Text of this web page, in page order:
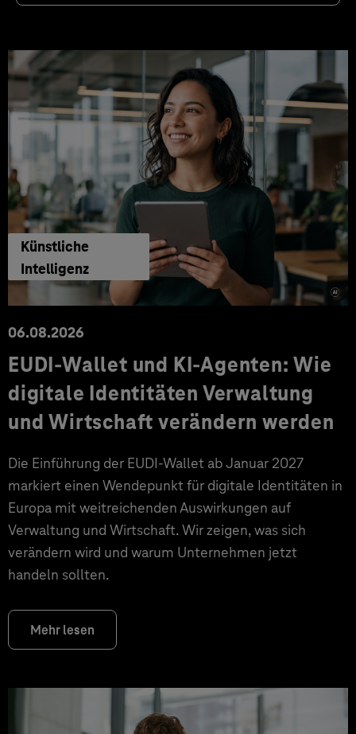
Künstliche
Intelligenz
06.08.2026
EUDI-Wallet und KI-Agenten: Wie
digitale Identitäten Verwaltung
und Wirtschaft verändern werden
Die Einführung der EUDI-Wallet ab Januar 2027
markiert einen Wendepunkt für digitale Identitäten in
Europa mit weitreichenden Auswirkungen auf
Verwaltung und Wirtschaft. Wir zeigen, was sich
verändern wird und warum Unternehmen jetzt
handeln sollten.
Mehr lesen